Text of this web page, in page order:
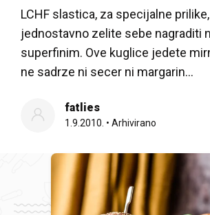
LCHF slastica, za specijalne
jednostavno zelite sebe nagraditi
superfinim. Ove kuglice jedete
ne sadrze ni secer ni margarin…
fatlies
1.9.2010. • Arhivirano